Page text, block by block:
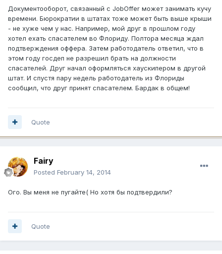
Документооборот, связанный с JobOffer может занимать кучу
времени. Бюрократии в штатах тоже может быть выше крыши
- не хуже чем у нас. Например, мой друг в прошлом году
хотел ехать спасателем во Флориду. Полтора месяца ждал
подтверждения оффера. Затем работодатель ответил, что в
этом году госдеп не разрешил брать на должности
спасателей. Друг начал оформляться хаускипером в другой
штат. И спустя пару недель работодатель из Флориды
сообщил, что друг принят спасателем. Бардак в общем!
Quote
Fairy
Posted February 14, 2014
Ого. Вы меня не пугайте( Но хотя бы подтвердили?
Quote